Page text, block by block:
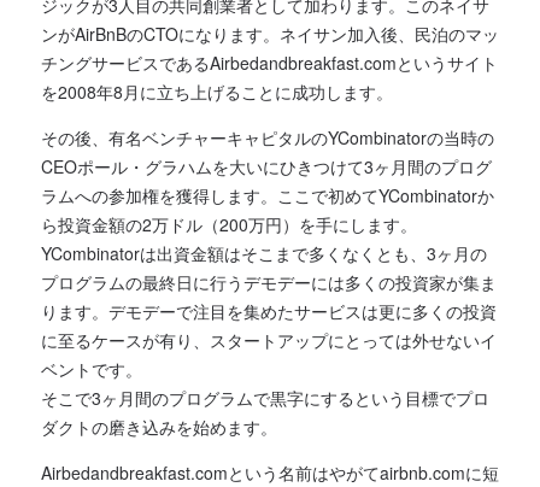
ンがAirBnBのCTOになります。 ネイサン加入後、民泊のマッ
チングサービスであるAirbedandbreakfast.comというサイト
を2008年8月に立ち上げることに成功します。
その後、有名ベンチャーキャピタルのYCombinatorの当時の
CEOポール・グラハムを大いにひきつけて3ヶ月間のプログ
ラムへの参加権を獲得します。ここで初めてYCombinatorか
ら投資金額の2万ドル（200万円）を手にします。
YCombinatorは出資金額はそこまで多くなくとも、3ヶ月の
プログラムの最終日に行うデモデーには多くの投資家が集ま
ります。デモデーで注目を集めたサービスは更に多くの投資
に至るケースが有り、スタートアップにとっては外せないイ
ベントです。
そこで3ヶ月間のプログラムで黒字にするという目標でプロ
ダクトの磨き込みを始めます。
Airbedandbreakfast.comという名前はやがてairbnb.comに短